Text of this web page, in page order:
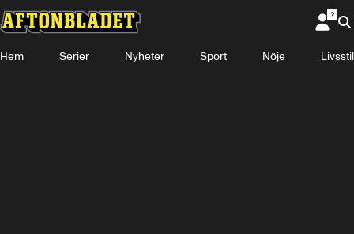
Hem Serier Nyheter Sport Nöje Livsstil